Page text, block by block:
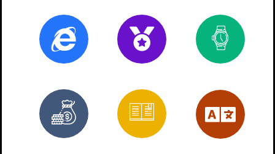
Online
Gratis
Certificado
Materiales